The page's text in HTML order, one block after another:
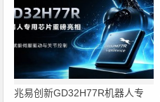
兆易创新GD32H77R机器人专